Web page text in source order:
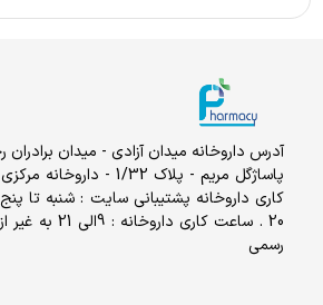
آدرس داروخانه میدان آزادی - میدان برادران
پاساژگل مریم - پلاک 1/32 -
20 . ساعت کاری
رسمی